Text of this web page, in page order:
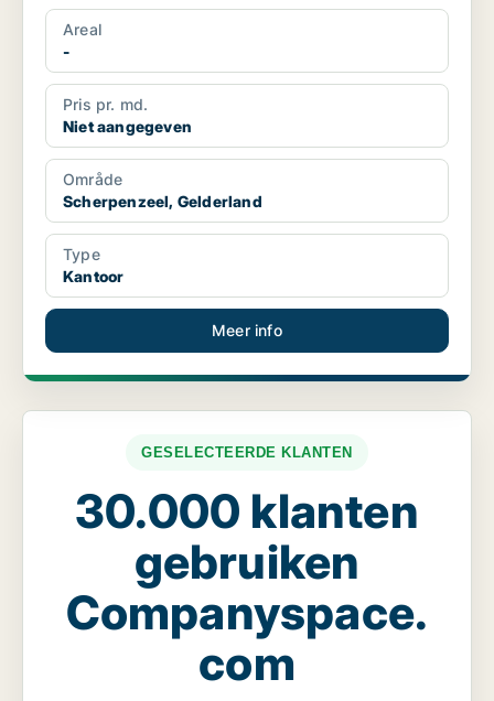
Areal
-
Pris pr. md.
Niet aangegeven
Område
Scherpenzeel, Gelderland
Type
Kantoor
Meer info
GESELECTEERDE KLANTEN
30.000 klanten
gebruiken
Companyspace.
com